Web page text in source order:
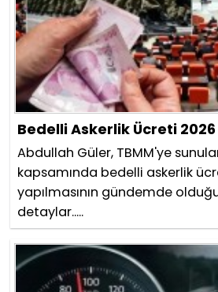
Bedelli Askerlik Ücreti 2026
Abdullah Güler, TBMM'ye
kapsamında bedelli askerlik
yapılmasının gündemde
detaylar.....